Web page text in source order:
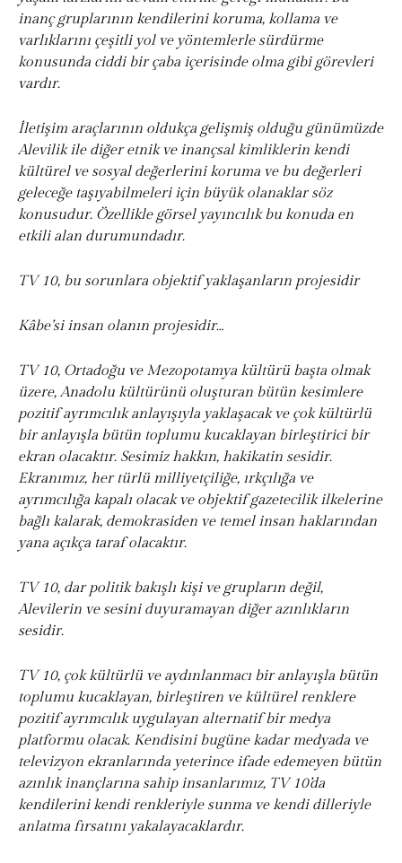
inanç gruplarının kendilerini koruma, kollama ve
varlıklarını çeşitli yol ve yöntemlerle sürdürme
konusunda ciddi bir çaba içerisinde olma gibi görevleri
vardır.
İletişim araçlarının oldukça gelişmiş olduğu günümüzde
Alevilik ile diğer etnik ve inançsal kimliklerin kendi
kültürel ve sosyal değerlerini koruma ve bu değerleri
geleceğe taşıyabilmeleri için büyük olanaklar söz
konusudur. Özellikle görsel yayıncılık bu konuda en
etkili alan durumundadır.
TV 10, bu sorunlara objektif yaklaşanların projesidir
Kâbe’si insan olanın projesidir…
TV 10, Ortadoğu ve Mezopotamya kültürü başta olmak
üzere, Anadolu kültürünü oluşturan bütün kesimlere
pozitif ayrımcılık anlayışıyla yaklaşacak ve çok kültürlü
bir anlayışla bütün toplumu kucaklayan birleştirici bir
ekran olacaktır. Sesimiz hakkın, hakikatin sesidir.
Ekranımız, her türlü milliyetçiliğe, ırkçılığa ve
ayrımcılığa kapalı olacak ve objektif gazetecilik ilkelerine
bağlı kalarak, demokrasiden ve temel insan haklarından
yana açıkça taraf olacaktır.
TV 10, dar politik bakışlı kişi ve grupların değil,
Alevilerin ve sesini duyuramayan diğer azınlıkların
sesidir.
TV 10, çok kültürlü ve aydınlanmacı bir anlayışla bütün
toplumu kucaklayan, birleştiren ve kültürel renklere
pozitif ayrımcılık uygulayan alternatif bir medya
platformu olacak. Kendisini bugüne kadar medyada ve
televizyon ekranlarında yeterince ifade edemeyen bütün
azınlık inançlarına sahip insanlarımız, TV 10’da
kendilerini kendi renkleriyle sunma ve kendi dilleriyle
anlatma fırsatını yakalayacaklardır.